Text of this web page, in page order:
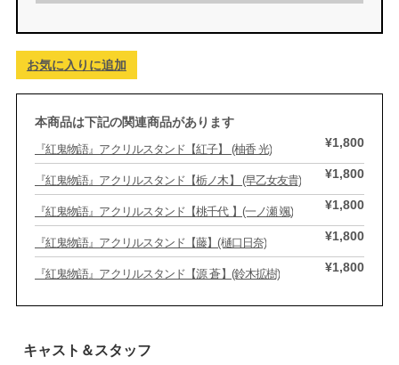
お気に入りに追加
本商品は下記の関連商品があります
『紅鬼物語』アクリルスタンド【紅子】 (柚香 光) ¥1,800
『紅鬼物語』アクリルスタンド【栃ノ木】 (早乙女友貴) ¥1,800
『紅鬼物語』アクリルスタンド【桃千代 】(一ノ瀬 颯) ¥1,800
『紅鬼物語』アクリルスタンド【藤】(樋口日奈) ¥1,800
『紅鬼物語』アクリルスタンド【源 蒼】(鈴木拡樹) ¥1,800
キャスト＆スタッフ